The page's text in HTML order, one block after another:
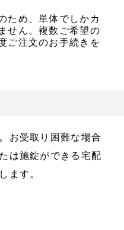
ため、単体でしかカ
せん。複数ご希望の
ご注文のお手続きを
お受取り困難な場合
は施錠ができる宅配
ます。